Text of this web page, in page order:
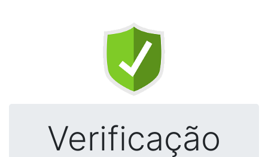
Verificação